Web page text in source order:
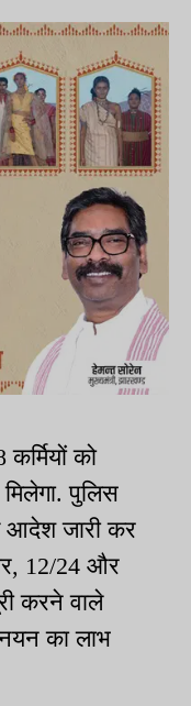
को
पुलिस
जारी कर
12/24 और
करने वाले
का लाभ